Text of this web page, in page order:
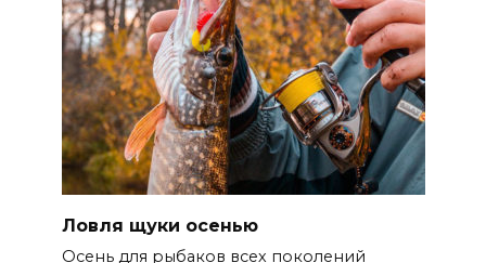
Ловля щуки осенью
Осень для рыбаков всех поколений